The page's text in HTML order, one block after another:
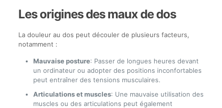
Les origines des maux de dos
La douleur au dos peut découler de plusieurs facteurs,
notamment :
Mauvaise posture: Passer de longues heures devant
un ordinateur ou adopter des positions inconfortables
peut entraîner des tensions musculaires.
Articulations et muscles: Une mauvaise utilisation des
muscles ou des articulations peut également